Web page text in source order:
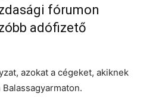
fórumon
adófizető
azokat a cégeket, akiknek